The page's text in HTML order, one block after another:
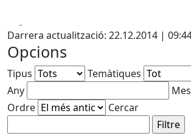
Darrera actualització: 22.12.2014 |
Opcions
Tipus
Temàtiques
Any
Mes
Ordre
Cercar